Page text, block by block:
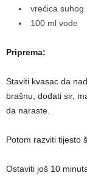
vrećica suhog
100 ml vode
Priprema:
Staviti kvasac da
brašnu, dodati sir,
da naraste.
Potom razviti tijesto
Ostaviti još 10